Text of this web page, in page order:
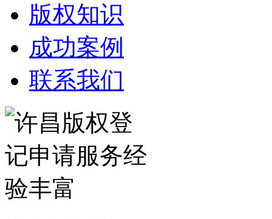
版权知识
成功案例
联系我们